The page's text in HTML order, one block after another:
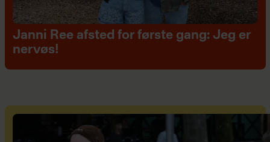
Janni Ree afsted for første gang: Jeg er
nervøs!